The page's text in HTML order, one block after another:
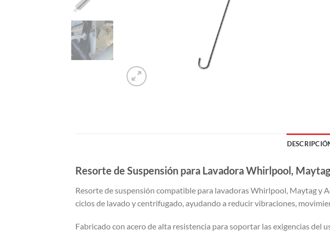
Resorte de Suspensión para Lavadora Whirlpool,
Resorte de suspensión compatible para lavadoras Whirlpool, Maytag y
ciclos de lavado y centrifugado, ayudando a reducir vibraciones,
Fabricado con acero de alta resistencia para soportar las exigencias